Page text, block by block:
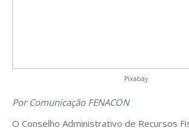
Pixabay
Por Comunicação FENACON
O Conselho Administrativo de Recursos